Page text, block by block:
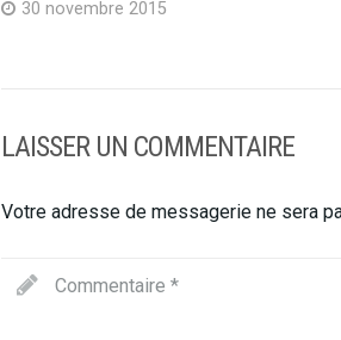
30 novembre 2015
LAISSER UN COMMENTAIRE
Votre adresse de messagerie ne sera